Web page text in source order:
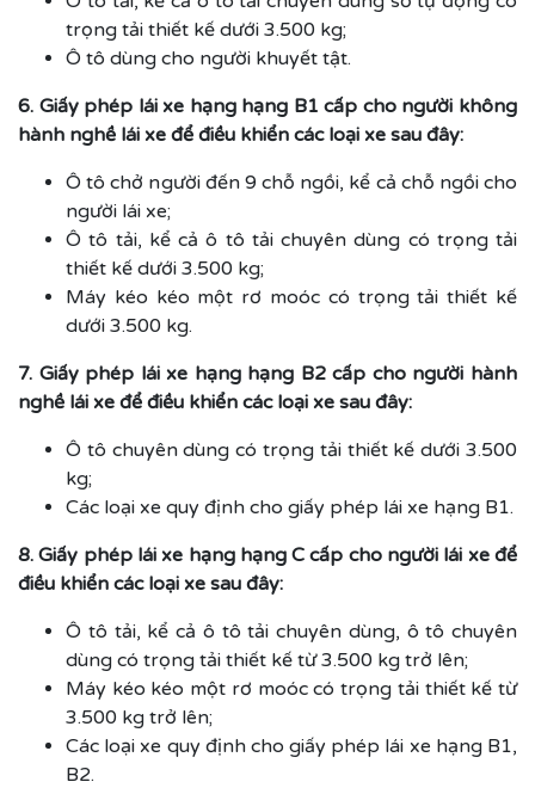
trọng tải thiết kế dưới 3.500 kg;
Ô tô dùng cho người khuyết tật.
6. Giấy phép lái xe hạng hạng B1 cấp cho người không
hành nghề lái xe để điều khiển các loại xe sau đây:
Ô tô chở người đến 9 chỗ ngồi, kể cả chỗ ngồi cho
người lái xe;
Ô tô tải, kể cả ô tô tải chuyên dùng có trọng tải
thiết kế dưới 3.500 kg;
Máy kéo kéo một rơ moóc có trọng tải thiết kế
dưới 3.500 kg.
7. Giấy phép lái xe hạng hạng B2 cấp cho người hành
nghề lái xe để điều khiển các loại xe sau đây:
Ô tô chuyên dùng có trọng tải thiết kế dưới 3.500
kg;
Các loại xe quy định cho giấy phép lái xe hạng B1.
8. Giấy phép lái xe hạng hạng C cấp cho người lái xe để
điều khiển các loại xe sau đây:
Ô tô tải, kể cả ô tô tải chuyên dùng, ô tô chuyên
dùng có trọng tải thiết kế từ 3.500 kg trở lên;
Máy kéo kéo một rơ moóc có trọng tải thiết kế từ
3.500 kg trở lên;
Các loại xe quy định cho giấy phép lái xe hạng B1,
B2.